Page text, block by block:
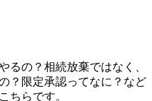
るの？相続放棄ではなく、
？限定承認ってなに？など
ちらです。